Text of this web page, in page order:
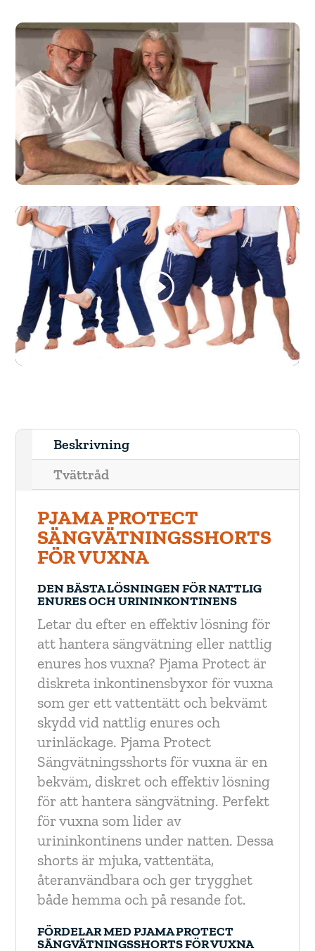
mängd
Beskrivning
Tvättråd
PJAMA PROTECT
SÄNGVÄTNINGSSHORTS
FÖR VUXNA
DEN BÄSTA LÖSNINGEN FÖR NATTLIG
ENURES OCH URININKONTINENS
Letar du efter en effektiv lösning för
att hantera sängvätning eller nattlig
enures hos vuxna? Pjama Protect är
diskreta inkontinensbyxor för vuxna
som ger ett vattentätt och bekvämt
skydd vid nattlig enures och
urinläckage. Pjama Protect
Sängvätningsshorts för vuxna är en
bekväm, diskret och effektiv lösning
för att hantera sängvätning. Perfekt
för vuxna som lider av
urininkontinens under natten. Dessa
shorts är mjuka, vattentäta,
återanvändbara och ger trygghet
både hemma och på resande fot.
FÖRDELAR MED PJAMA PROTECT
SÄNGVÄTNINGSSHORTS FÖR VUXNA